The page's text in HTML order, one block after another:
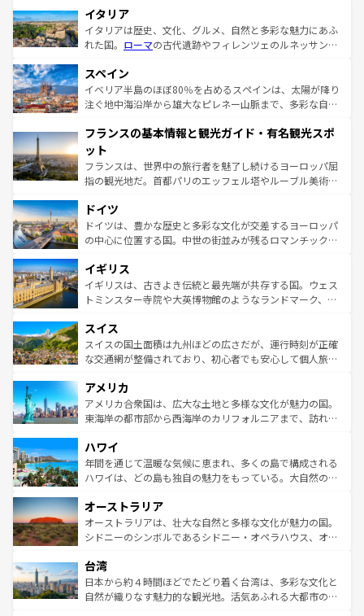
イタリア
イタリアは歴史、文化、グルメ、自然と多彩な魅力にあふ
れた国。 ローマの古代遺跡やフィレンツェのルネッサンス
ろん、トスカーナの美しい田園風景やアマルフィ海岸の絶
景など、自然景観も見逃せない。観光の合間には、本場の
ピザやパスタなど、絶品のイタリア料理を堪能することも
ませてくれるイタリアで、忘れられない旅をしてみよう！
なお、新着のイタリア情報は
しい。
スペイン
イベリア半島のほぼ80％を占めるスペインは、太陽が降り
注ぐ地中海沿岸から雄大なピレネー山脈まで、多彩な自然
文化が根付くこの国では、情熱的なフラメンコ、熱気あふ
れる闘牛、そして美味しいタパスが生活の一部となってい
る。首都マドリードの洗練された雰囲気や、バルセロナの
アートに溢れた街角から、地方では古代ローマ遺跡や中世
せる。地方によって風土や気候が異なるスペインはその個
性で訪れる人を魅了する。 なお、新着のスペイン情報は コ
ンテンツ一覧を参照してほしい。
フランスの基本情報と観光ガイド・有名観光スポ
ット
フランスは、世界中の旅行者を魅了し続けるヨーロッパ屈
指の観光地だ。首都パリのエッフェル塔やルーブル美術館
で、幅広い魅力が詰まっている。華麗な宮殿、歴史的な大
聖堂、美しいビーチ、そして豊かな自然が、訪れる者を心
から魅了する。また、フランスは美食の国としても知ら
いる。シャンパンの発祥地であるランス、プロヴァンスの
香り高いラベンダー畑など、多彩な楽しみ方が可能だ。さ
らに、パリ以外の地域にも魅力が溢れており、どの街角に
れる地方に足を運ぶとそれぞれで全く異なる文化を体験で
きるだろう。 なお、新着のフランス情報はコンテンツ一覧
を参照してほしい。
ドイツ
ドイツは、豊かな歴史と多彩な文化が交差するヨーロッパ
の中心に位置する国。中世の街並みが残るロマンチック街
顔を持つこの国は、どこを歩いても飽きることがない。ベ
ルリンの文化的活気、バイエルン州のアルプスの絶景、そ
してライン川沿いのワイン畑といった風景は必見。ビール
は、お酒好きな人にはぜひ体験してほしい。 なお、新着の
ドイツ情報はコンテンツ一覧を参照してほしい。
イギリス
イギリスは、古きよき伝統と最先端が共存する国。ウェス
トミンスター寺院や大英博物館のようなランドマーク、歴
リアごとに異なる魅力がある。また、優雅なアフタヌーン
ティー、ビール好きにはたまらない英国パブ、サッカー観
戦など、本場だからこそできる体験も豊富。イギリスを旅
ンツ一覧を参照してほしい。
スイス
スイスの国土面積は九州ほどの広さだが、運行時刻が正確
な交通網が整備されており、初心者でも安心して個人旅行
の建物がそのまま残る町や、スイスならではのユニークな
博物館もあり、アルプス観光だけでなく町歩きも満喫する
ことができる。国民の所得が高いため物価も高いが、旅行
ば市内交通費無料で観光を楽しむこともできる。 なお、新
着のスイス情報はコンテンツ一覧 を参照してほしい。
アメリカ
アメリカ合衆国は、広大な土地と多様な文化が魅力の国。
東海岸の都市部から西海岸のカリフォルニアまで、訪れる
のような巨大都市は、観光、ショッピング、エンターテイ
ンメントが詰まった刺激的なスポットだ。一方、アメリカ
西部には大自然が広がり、グランドキャニオンやイエロー
部のニューオーリンズでは、音楽と美食が融合した独特の
文化が魅力。旅行者はアメリカの各地域で異なる魅力を楽
しみながら、その多様性と豊かな歴史を感じることができ
ならではの贅沢な旅のスタイルだ。 なお、新着のアメリカ
情報はコンテンツ一覧を参照してほしい。
ハワイ
年間を通じて温暖な気候に恵まれ、多くの島で構成される
ハワイは、どの島も独自の魅力をもっている。大自然の神
ワイ島は見逃せない。また、定番の観光地といえばオアフ
島だが、静かな自然を求めるならマウイ島やカウアイ島が
おすすめ。エメラルドグリーンに輝く海をはじめ、豊かな
れるおもてなしの心で訪れる人々を迎えてくれるハワイの
人々、おいしいローカルフードやハワイアンミュージッ
ク、伝統的なフラダンスなど、すべてがハワイの魅力を彩
オーストラリア
オーストラリアは、壮大な自然と多様な文化が魅力の国。
シドニーのシンボルであるシドニー・オペラハウス、オー
リアリーフや大陸中央部にそびえるウルル（エアーズロッ
ク）、タスマニアの美しい原生林やケアンズの熱帯雨林な
ど、見どころがたくさん。また、カフェやワイン、オージ
台湾
日本から約４時間ほどでたどり着く台湾は、多彩な文化と
自然が織りなす魅力的な観光地。活気あふれる大都市の台